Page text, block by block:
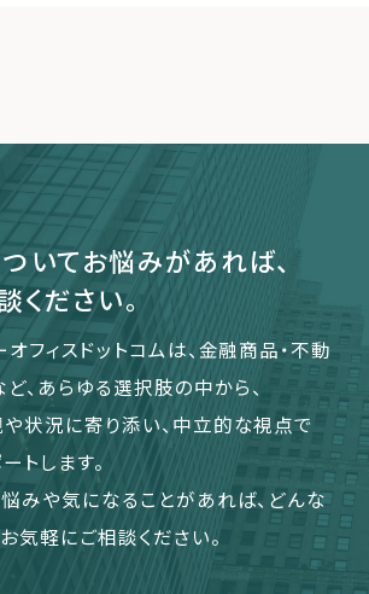
いてお悩みがあれば、
ください。
オフィスドットコムは、金融商品・不動
ど、あらゆる選択肢の中から、
状況に寄り添い、中立的な視点で
トします。
みや気になることがあれば、どんな
気軽にご相談ください。